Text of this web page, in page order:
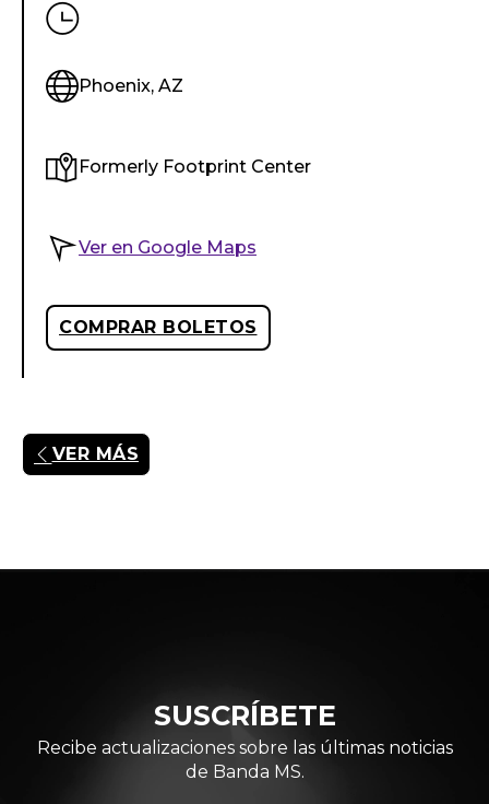
Phoenix, AZ
Formerly Footprint Center
Ver en Google Maps
COMPRAR BOLETOS
VER MÁS
SUSCRÍBETE
Recibe actualizaciones sobre las últimas noticias
de Banda MS.